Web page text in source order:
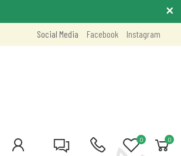
Social Media Facebook Instagram
0 0